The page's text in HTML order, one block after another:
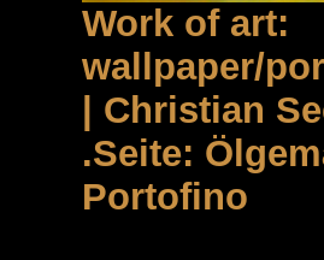
Work of art:
wallpaper/
| Christian
.Seite:
Portofino